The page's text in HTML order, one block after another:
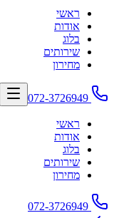
ראשי
אודות
בלוג
שירותים
מחירון
ראשי
אודות
בלוג
שירותים
מחירון